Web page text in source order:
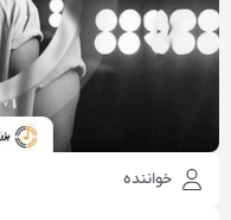
خواننده